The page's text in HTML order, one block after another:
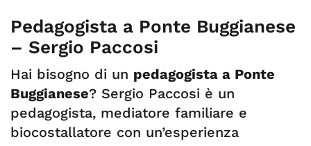
Pedagogista a Ponte Buggianese
– Sergio Paccosi
Hai bisogno di un pedagogista a Ponte
Buggianese? Sergio Paccosi è un
pedagogista, mediatore familiare e
biocostallatore con un’esperienza